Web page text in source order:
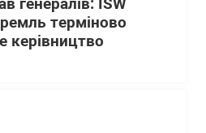
генералів: ISW
терміново
керівництво